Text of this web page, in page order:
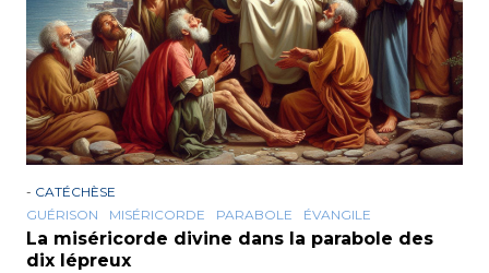
- CATÉCHÈSE
GUÉRISON
MISÉRICORDE PARABOLE ÉVANGILE
La miséricorde divine dans la parabole des
dix lépreux